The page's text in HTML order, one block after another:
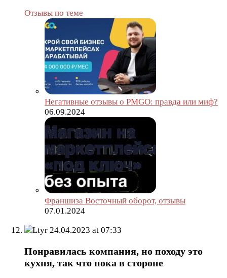
Отзывы по теме
Негативные отзывы о PMGO: правда или миф?
06.09.2024
Франшиза Восточный оборот, отзывы
07.01.2024
Ltyr 24.04.2023 at 07:33
Понравилась компания, но походу это
кухня, так что пока в стороне